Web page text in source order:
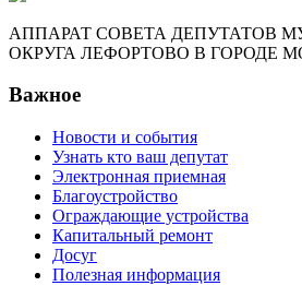
АППАРАТ СОВЕТА ДЕПУТАТОВ
ОКРУГА ЛЕФОРТОВО В ГОРОДЕ
Важное
Новости и события
Узнать кто ваш депутат
Электронная приемная
Благоустройство
Ограждающие устройства
Капитальный ремонт
Досуг
Полезная информация